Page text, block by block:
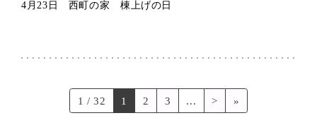
4月23日 西町の家 棟上げの日
1 / 32 1 2 3 ... > »